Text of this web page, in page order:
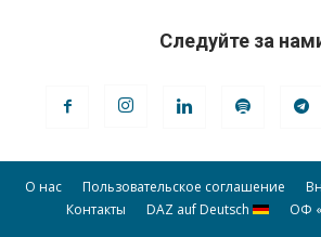
Следуйте за
О нас Пользовательское соглашение
Контакты
DAZ auf Deutsch ОФ